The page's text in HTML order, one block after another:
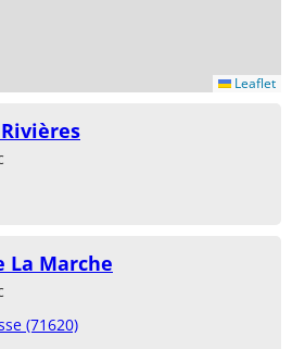
Leaflet
La Marche
(71620)